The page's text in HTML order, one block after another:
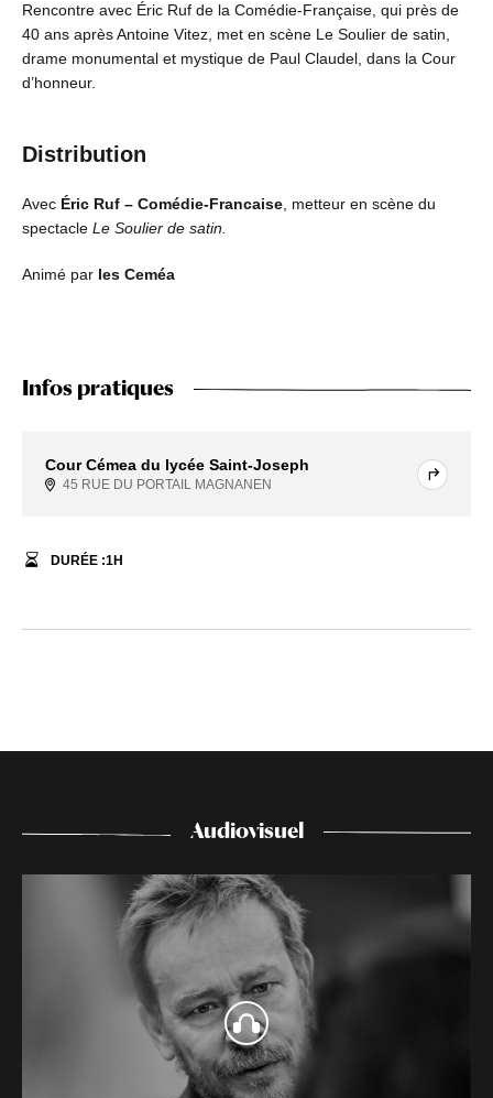
Rencontre avec Éric Ruf de la Comédie-Française, qui près de
40 ans après Antoine Vitez, met en scène Le Soulier de satin,
drame monumental et mystique de Paul Claudel, dans la Cour
d’honneur.
Distribution
Avec Éric Ruf – Comédie-Francaise , metteur en scène du
spectacle Le Soulier de satin.
Animé par les Ceméa
Infos pratiques
Cour Cémea du lycée Saint-Joseph
45 RUE DU PORTAIL MAGNANEN
DURÉE :1H
Audiovisuel